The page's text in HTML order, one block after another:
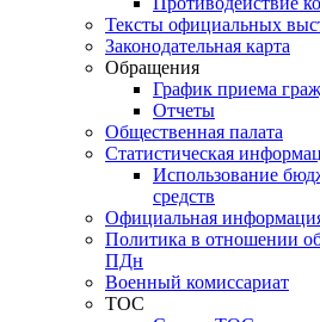
Тексты официальных
Законодательная карта
Обращения
График приема
Отчеты
Общественная палата
Статистическая
Использование
средств
Официальная
Политика в отношении
ПДн
Военный комиссариат
ТОС